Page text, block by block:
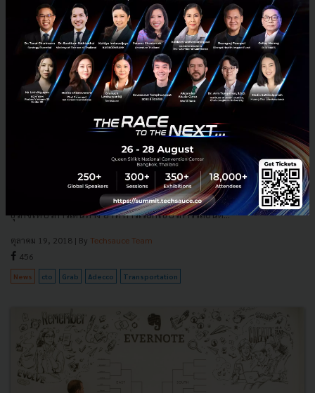
Grab ดึงตัวผู้บริหารระดับสูง Amazon มาเป็น CTO ดูแล
เทคโนโลยีด้านการเดินทางโดยเฉพาะ
Grab ประกาศแต่งตั้ง มาร์ค พอร์เตอร์ เป็นประธานเจ้าหน้าที่บริหารฝ่าย
เทคโนโลยีฝ่ายการเดินทาง โดยจะดูแลโครงสร้างเทคโนโลยีของ Grab และ
ธุรกิจให้บริการเดินทาง อาทิ การเรียกใช้บริการรถยนต...
ตุลาคม 19, 2018 | By Techsauce Team
456
News cto Grab Adecco Transportation